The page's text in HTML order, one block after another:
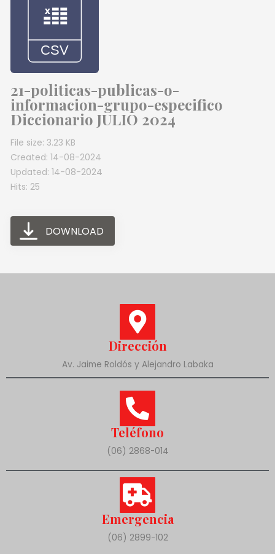
21-politicas-publicas-o-
informacion-grupo-especifico
Diccionario JULIO 2024
File size: 3.23 KB
Created: 14-08-2024
Updated: 14-08-2024
Hits: 25
DOWNLOAD
Dirección
Av. Jaime Roldós y Alejandro Labaka
Teléfono
(06) 2868-014
Emergencia
(06) 2899-102